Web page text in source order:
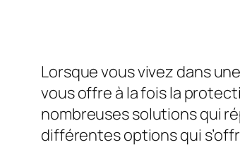
Lorsque vous vivez dans
vous offre à la fois la
nombreuses solutions qui
différentes options qui